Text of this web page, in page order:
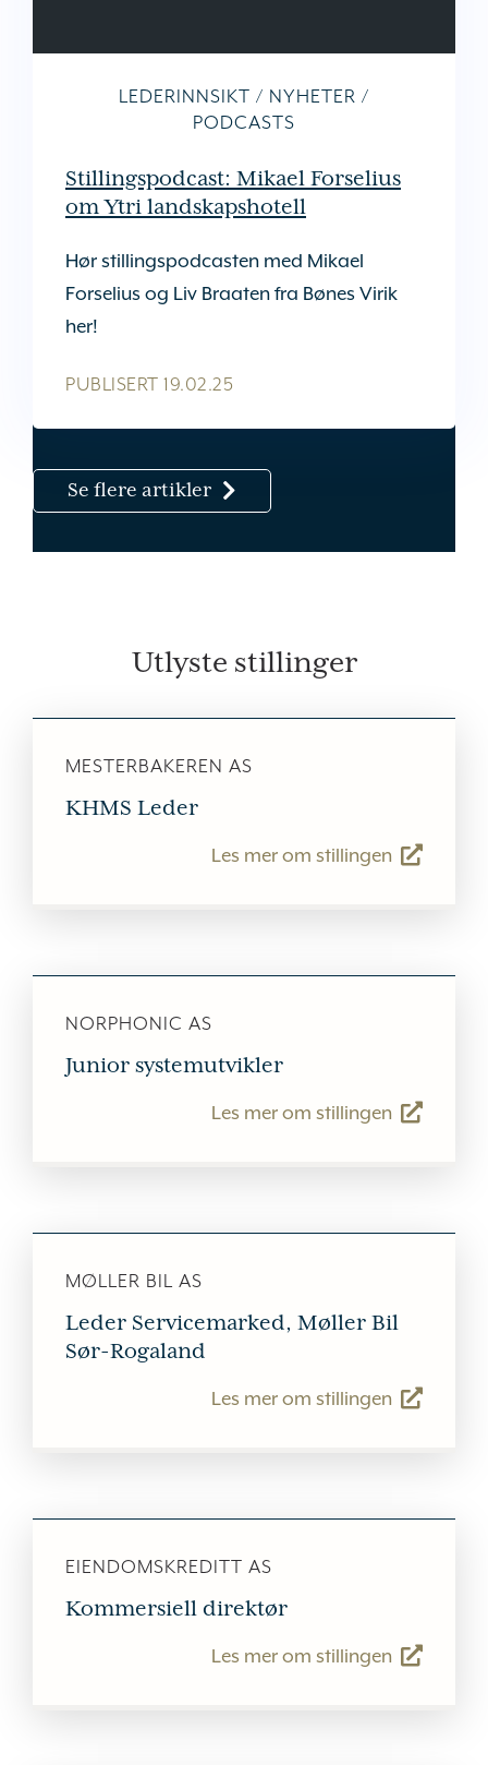
LEDERINNSIKT / NYHETER /
PODCASTS
Stillingspodcast: Mikael Forselius
om Ytri landskapshotell
Hør stillingspodcasten med Mikael
Forselius og Liv Braaten fra Bønes Virik
her!
PUBLISERT 19.02.25
Se flere artikler
Utlyste stillinger
MESTERBAKEREN AS
KHMS Leder
Les mer om stillingen
NORPHONIC AS
Junior systemutvikler
Les mer om stillingen
MØLLER BIL AS
Leder Servicemarked, Møller Bil
Sør-Rogaland
Les mer om stillingen
EIENDOMSKREDITT AS
Kommersiell direktør
Les mer om stillingen